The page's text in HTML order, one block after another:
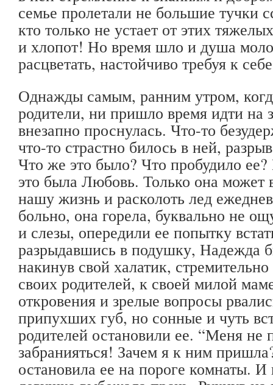
семье пролетали не большие тучки
кто только не устает от этих
и хлопот! Но время шло и душа
расцветать, настойчиво требуя к
Однажды самым, ранним утром,
родители, ни пришло время идти на
внезапно проснулась. Что-то
что-то страстно билось в ней,
Что же это было? Что пробудило
это была Любовь. Только она может
нашу жизнь и расколоть лед
больно, она горела, буквально не
и слезы, опередили ее попытку
разрыдавшись в подушку, Надежда
накинув свой халатик,
своих родителей, к своей милой
откровения и зрелые вопросы
припухших губ, но сонные и чуть
родителей остановили ее. “Меня не
забранияться! Зачем я к ним
остановила ее на пороге комнаты. И